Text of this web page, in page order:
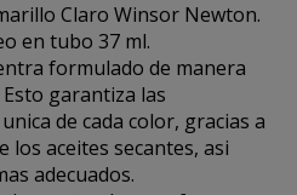
Claro Winsor Newton.
en tubo 37 ml.
formulado de manera
garantiza las
de cada color, gracias a
los aceites secantes, asi
adecuados.